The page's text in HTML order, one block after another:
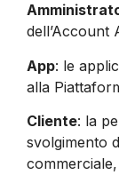
dell’Account
App: le
alla
Cliente: la
svolgimento